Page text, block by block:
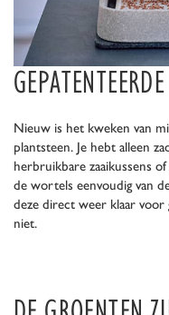
Nieuw is het kweken van
plantsteen. Je hebt alleen
herbruikbare zaaikussens
de wortels eenvoudig van
deze direct weer klaar
niet.